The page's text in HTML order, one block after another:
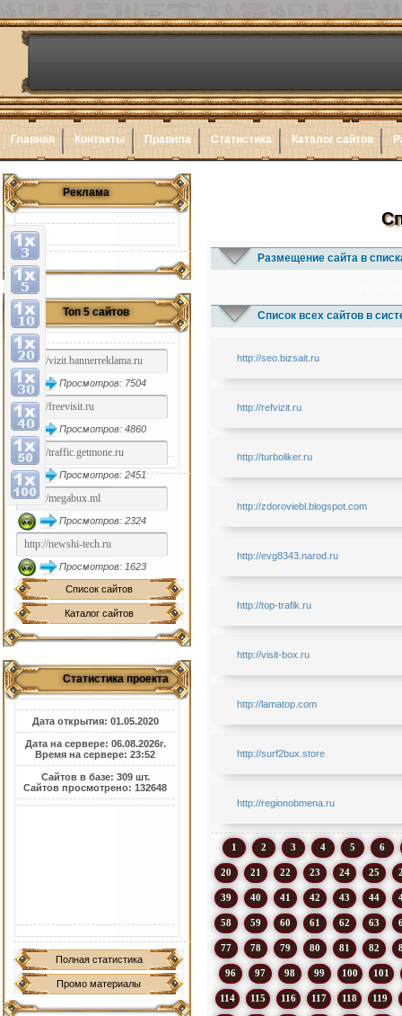
Главная Контакты Правила Статистика Каталог сайтов
Реклама
Топ 5 сайтов
Просмотров: 7504
Просмотров: 4860
Просмотров: 2451
Просмотров: 2324
Просмотров: 1623
Список сайтов
Каталог сайтов
Статистика проекта
Дата открытия: 01.05.2020
Дата на сервере: 06.08.2026г.
Время на сервере: 23:52
Сайтов в базе: 309 шт.
Сайтов просмотрено: 132648
Полная статистика
Промо материалы
Размещение сайта в
Список всех сайтов в
http://seo.bizsait.ru
http://refvizit.ru
http://turboliker.ru
http://zdoroviebl.blogspot.com
http://evg8343.narod.ru
http://top-trafik.ru
http://visit-box.ru
http://lamatop.com
http://surf2bux.store
http://regionobmena.ru
1 2 3 4 5 6
20 21 22 23 24 25
39 40 41 42 43 44
58 59 60 61 62 63
77 78 79 80 81 82
96 97 98 99 100 101
114 115 116 117 118 119